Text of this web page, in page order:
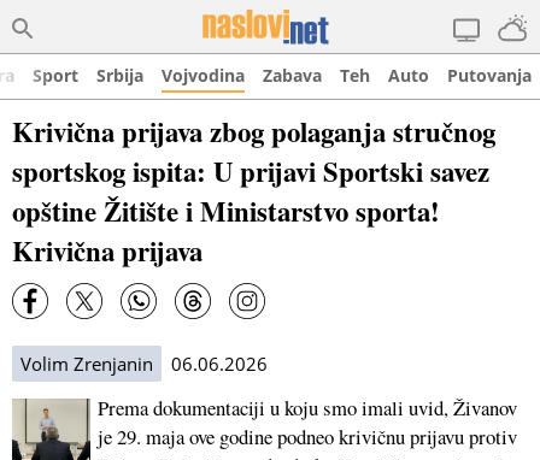
Sport Srbija Vojvodina Zabava Teh Auto Putovanja
Krivična prijava zbog polaganja stručnog
sportskog ispita: U prijavi Sportski savez
opštine Žitište i Ministarstvo sporta!
Krivična prijava
Volim Zrenjanin 06.06.2026
Prema dokumentaciji u koju smo imali uvid, Živanov
je 29. maja ove godine podneo krivičnu prijavu protiv